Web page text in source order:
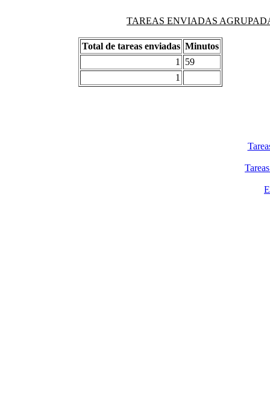
TAREAS ENVIADAS
Total de tareas enviadas Minutos
1
59
1